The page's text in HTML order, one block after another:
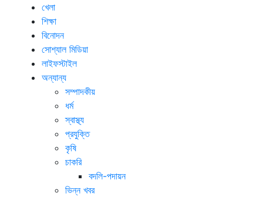
খেলা
শিক্ষা
বিনোদন
সোশ্যাল মিডিয়া
লাইফস্টাইল
অন্যান্য
সম্পাদকীয়
ধর্ম
স্বাস্থ্য
প্রযুক্তি
কৃষি
চাকরি
বদলি-পদায়ন
ভিন্ন খবর